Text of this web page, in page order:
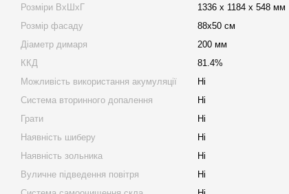
Розміри ВхШхГ
1336 x 1184 x 548 мм
Розмір фасаду
88х50 см
Діаметр димаря
200 мм
ККД
81.4%
Можливість використання акумуляції
Ні
Система вторинного допалення
Ні
Грати
Ні
Наявність шиберу
Ні
Наявність зольника
Ні
Вуличне підведення повітря
Ні